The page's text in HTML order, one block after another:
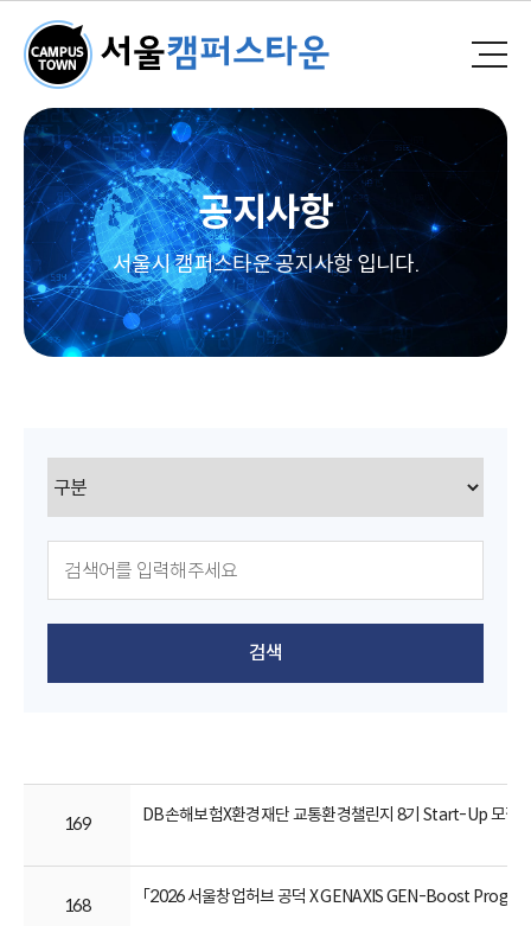
공지사항
서울시 캠퍼스타운 공지사항 입니다.
검색
169 DB손해보험X환경재단 교통환경챌린지 8기 Start-Up 모집
168 「2026 서울창업허브 공덕 X GENAXIS GEN-Boost